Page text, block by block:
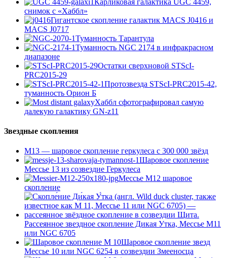
снимок с «Хаббл»
Гигантское скопление галактик MACS J0416 и
MACS J0717
Туманность Тарантула
Туманность NGC 2174 в инфракрасном
диапазоне
Остатки сверхновой STScI-
PRC2015-29
Протозвезда STScI-PRC2015-42,
туманность Орион Б
Хаббл сфотографировал самую
далекую галактику GN-z11
Звездные скопления
М13 — шаровое скопление геркулеса с 300 000 звёзд
Шаровое скопление
Мессье 13 из созвездие Геркулеса
Мессье М12 шаровое
скопление
Рассеянное звездное скопление Дикая Утка, Мессье М11
или NGC 6705
Шаровое скопление звезд
Мессье 10 или NGC 6254 в созвездии Змееносца